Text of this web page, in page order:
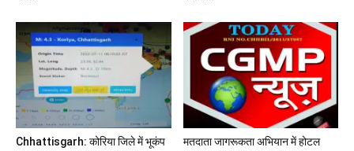
Chhattisgarh: कोरिया जिले में भूकंप
मतदाता जागरूकता अभियान में होटल